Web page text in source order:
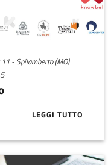
- Spilamberto (MO)
LEGGI TUTTO
ABOUT A